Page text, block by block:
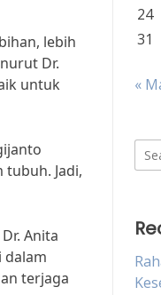
lebih
Dr.
untuk
Jadi,
Anita
dalam
terjaga
24
31
«
for: